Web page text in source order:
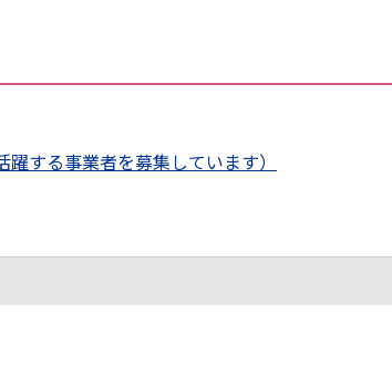
する事業者を募集しています）